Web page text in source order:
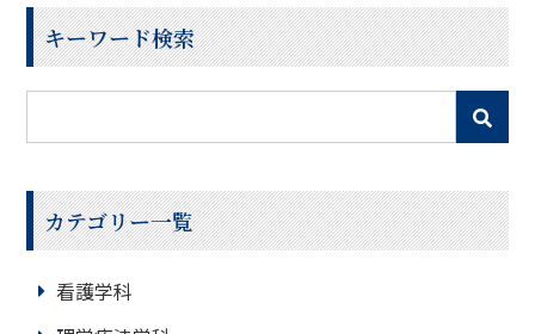
の知識として外に出していく
キーワード検索
カテゴリー一覧
看護学科